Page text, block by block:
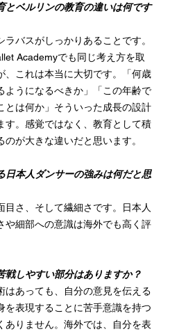
とベルリンの教育の違いは何です
ラバスがしっかりあることです。
Academyでも同じ考え方を取
、これは本当に大切です。「何歳
ようになるべきか」「この年齢で
とは何か」そういった成長の設計
す。感覚ではなく、教育として積
のが大きな違いだと思います。
日本人ダンサーの強みは何だと思
目さ、そして繊細さです。日本人
や細部への意識は海外でも高く評
戦しやすい部分はありますか？
はあっても、自分の意見を伝える
を表現することに苦手意識を持つ
ありません。海外では、自分を表